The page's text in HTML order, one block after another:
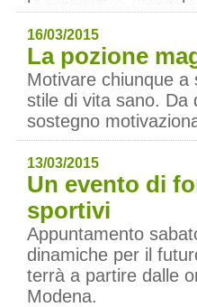
16/03/2015
La pozione
Motivare chiunque
stile di vita sano. Da
sostegno
13/03/2015
Un evento di
sportivi
Appuntamento
dinamiche per il
terrà a partire dalle
Modena.